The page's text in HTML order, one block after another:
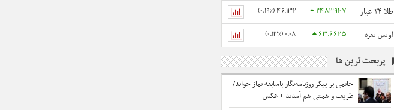
طلا ۲۴ عیار 24839107
46,132 (0.19%)
اونس نقره 63.6625
0.08 (0.13%)
پربحث ترین ها
خاتمی بر پیکر روزنامه‌نگار باسابقه نماز خواند/
ظریف و همتی هم آمدند + عکس